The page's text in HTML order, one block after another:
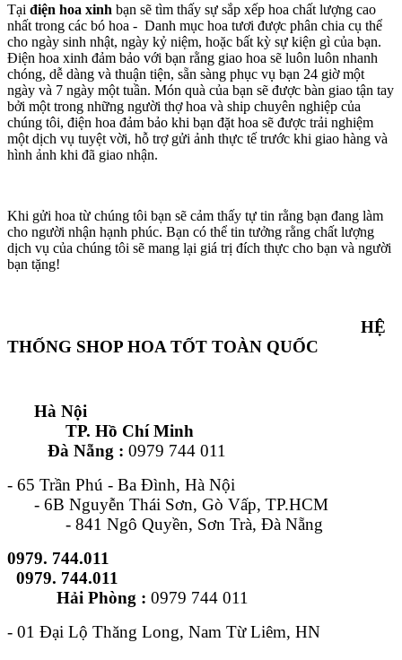
Tại điện hoa xinh bạn sẽ tìm thấy sự sắp xếp hoa chất lượng cao
nhất trong các bó hoa - Danh mục hoa tươi được phân chia cụ thể
cho ngày sinh nhật, ngày kỷ niệm, hoặc bất kỳ sự kiện gì của bạn.
Điện hoa xinh đảm bảo với bạn rằng giao hoa sẽ luôn luôn nhanh
chóng, dễ dàng và thuận tiện, sẵn sàng phục vụ bạn 24 giờ một
ngày và 7 ngày một tuần. Món quà của bạn sẽ được bàn giao tận tay
bởi một trong những người thợ hoa và ship chuyên nghiệp của
chúng tôi, điện hoa đảm bảo khi bạn đặt hoa sẽ được trải nghiệm
một dịch vụ tuyệt vời, hỗ trợ gửi ảnh thực tế trước khi giao hàng và
hình ảnh khi đã giao nhận.
Khi gửi hoa từ chúng tôi bạn sẽ cảm thấy tự tin rằng bạn đang làm
cho người nhận hạnh phúc. Bạn có thể tin tưởng rằng chất lượng
dịch vụ của chúng tôi sẽ mang lại giá trị đích thực cho bạn và người
bạn tặng!
HỆ
THỐNG SHOP HOA TỐT TOÀN QUỐC
Hà Nội
TP. Hồ Chí Minh
Đà Nẵng : 0979 744 011
- 65 Trần Phú - Ba Đình, Hà Nội
- 6B Nguyễn Thái Sơn, Gò Vấp, TP.HCM
- 841 Ngô Quyền, Sơn Trà, Đà Nẵng
0979. 744.011
0979. 744.011
Hải Phòng : 0979 744 011
- 01 Đại Lộ Thăng Long, Nam Từ Liêm, HN